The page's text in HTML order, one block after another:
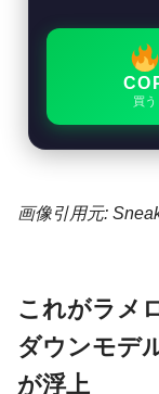
買う
画像引用元:
これがラメ
ダウンモデ
が浮上